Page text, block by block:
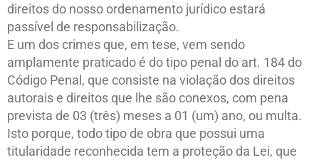
direitos do nosso ordenamento jurídico estará
passível de responsabilização.
E um dos crimes que, em tese, vem sendo
amplamente praticado é do tipo penal do art. 184 do
Código Penal, que consiste na violação dos direitos
autorais e direitos que lhe são conexos, com pena
prevista de 03 (três) meses a 01 (um) ano, ou multa.
Isto porque, todo tipo de obra que possui uma
titularidade reconhecida tem a proteção da Lei, que